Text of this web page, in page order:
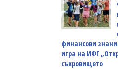
финансови
игра на ИФГ
съкровището